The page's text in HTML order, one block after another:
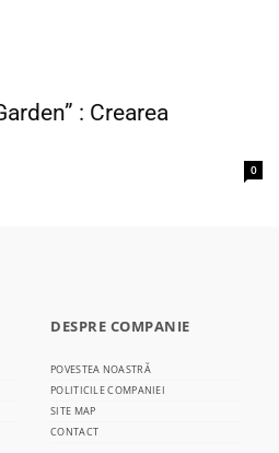
: Crearea
0
DESPRE COMPANIE
POVESTEA NOASTRĂ
POLITICILE COMPANIEI
SITE MAP
CONTACT